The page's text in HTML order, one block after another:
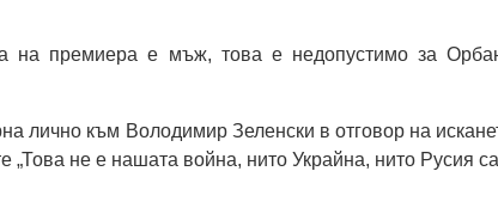
на премиера е мъж, това е недопустимо за
лично към Володимир Зеленски в отговор на
„Това не е нашата война, нито Украйна, нито Русия